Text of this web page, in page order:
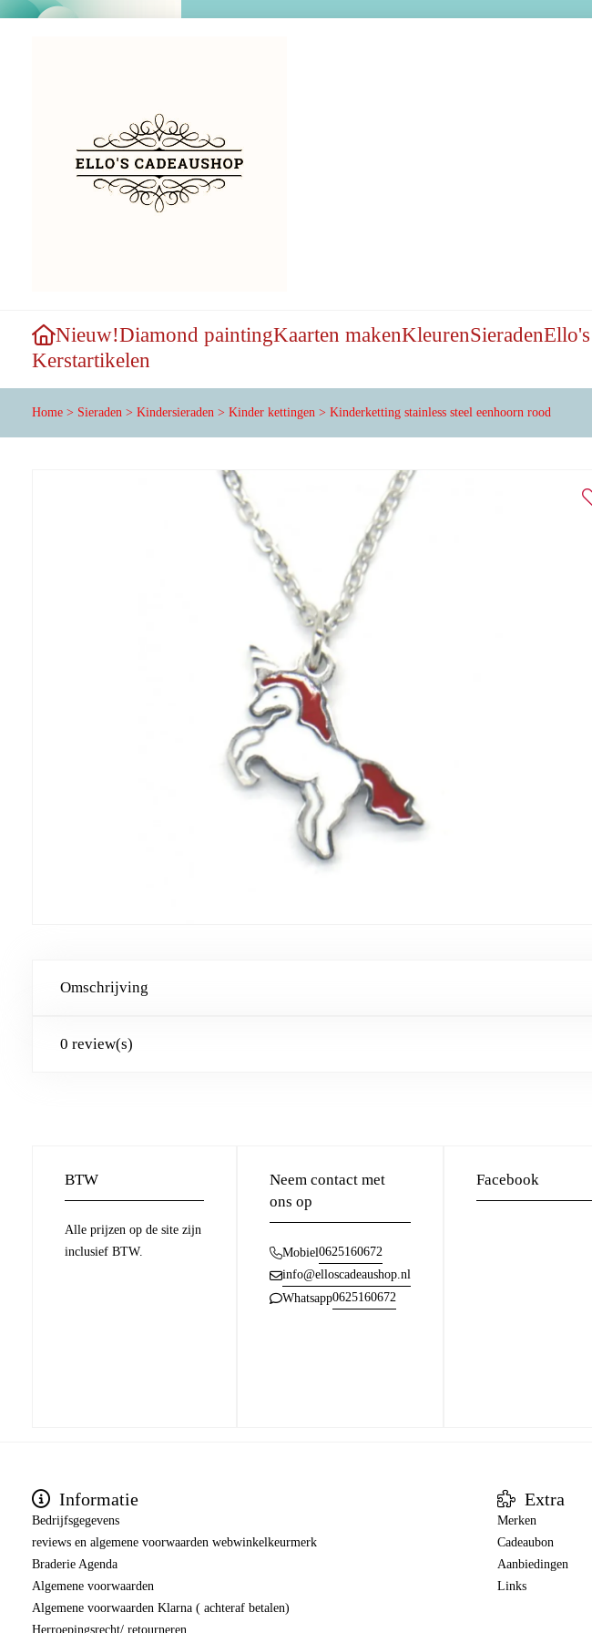
Nieuw!Diamond paintingKaarten makenKleurenSieraden
Kerstartikelen
Home > Sieraden > Kindersieraden > Kinder kettingen > Kinderketting stainless steel eenhoorn rood
Omschrijving
0 review(s)
BTW
Alle prijzen op de site zijn
inclusief BTW.
Neem contact met
ons op
Mobiel0625160672
info@elloscadeaushop.nl
Whatsapp0625160672
Facebook
Informatie
Bedrijfsgegevens
reviews en algemene voorwaarden webwinkelkeurmerk
Braderie Agenda
Algemene voorwaarden
Algemene voorwaarden Klarna ( achteraf betalen)
Herroepingsrecht/ retourneren
Extra
Merken
Cadeaubon
Aanbiedingen
Links